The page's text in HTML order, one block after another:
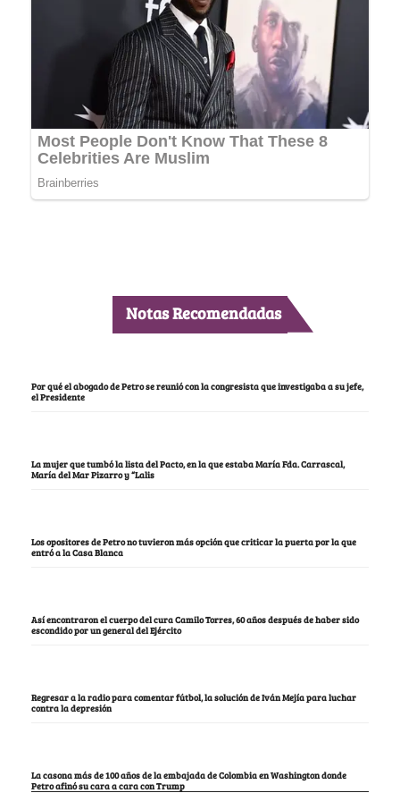
Notas Recomendadas
Por qué el abogado de Petro se reunió con la congresista que investigaba a su jefe,
el Presidente
La mujer que tumbó la lista del Pacto, en la que estaba María Fda. Carrascal,
María del Mar Pizarro y “Lalis
Los opositores de Petro no tuvieron más opción que criticar la puerta por la que
entró a la Casa Blanca
Así encontraron el cuerpo del cura Camilo Torres, 60 años después de haber sido
escondido por un general del Ejército
Regresar a la radio para comentar fútbol, la solución de Iván Mejía para luchar
contra la depresión
La casona más de 100 años de la embajada de Colombia en Washington donde
Petro afinó su cara a cara con Trump